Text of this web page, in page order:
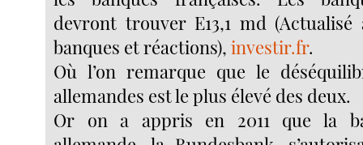
devront trouver E13,1 md
banques et réactions),investir.fr.
Où l’on remarque que le
allemandes est le plus élevé des deux.
Or on a appris en 2011 que la